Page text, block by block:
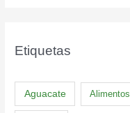
Etiquetas
Aguacate Alimentos